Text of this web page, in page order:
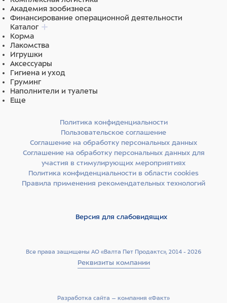
Академия зообизнеса
Финансирование операционной деятельности
Каталог
Корма
Лакомства
Игрушки
Аксессуары
Гигиена и уход
Груминг
Наполнители и туалеты
Еще
Все права защищены АО «Валта Пет Продактс», 2014 - 2026
Реквизиты компании
Политика конфиденциальности
Пользовательское соглашение
Соглашение на обработку персональных данных
Соглашение на обработку персональных данных для
участия в стимулирующих мероприятиях
Политика конфиденциальности в области cookies
Правила применения рекомендательных технологий
Версия для слабовидящих
Разработка сайта –­ компания «Факт»